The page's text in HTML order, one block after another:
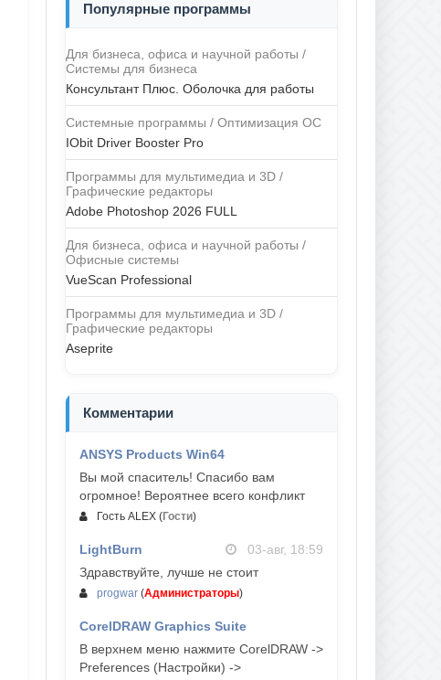
Популярные программы
Для бизнеса, офиса и научной работы /
Системы для бизнеса
Консультант Плюс. Оболочка для работы
Системные программы / Оптимизация ОС
IObit Driver Booster Pro
Программы для мультимедиа и 3D /
Графические редакторы
Adobe Photoshop 2026 FULL
Для бизнеса, офиса и научной работы /
Офисные системы
VueScan Professional
Программы для мультимедиа и 3D /
Графические редакторы
Aseprite
Комментарии
ANSYS Products Win64
Вы мой спаситель! Спасибо вам
огромное! Вероятнее всего конфликт
Гость ALEX (Гости)
LightBurn
03-авг, 18:59
Здравствуйте, лучше не стоит
progwar (Администраторы)
CorelDRAW Graphics Suite
03-авг, 18:58
В верхнем меню нажмите CorelDRAW ->
Preferences (Настройки) ->